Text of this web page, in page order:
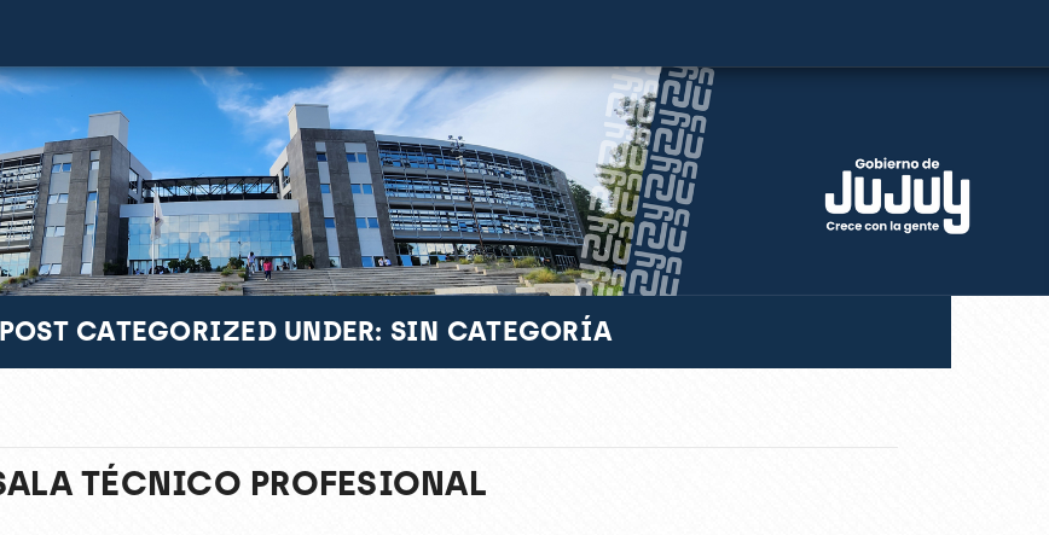
CATEGORIZED UNDER: SIN CATEGORÍA
TÉCNICO PROFESIONAL